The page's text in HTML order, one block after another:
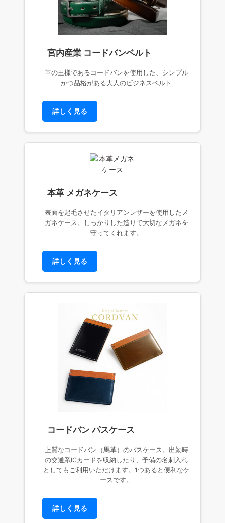
宮内産業 コードバンベルト
革の王様であるコードバンを使用した、シンプル
かつ品格がある大人のビジネスベルト
詳しく見る
本革 メガネケース
表面を起毛させたイタリアンレザーを使用したメ
ガネケース。しっかりした造りで大切なメガネを
守ってくれます。
詳しく見る
コードバン パスケース
上質なコードバン（馬革）のパスケース。出勤時
の交通系ICカードを収納したり、予備の名刺入れ
としてもご利用いただけます。1つあると便利なケ
ースです。
詳しく見る